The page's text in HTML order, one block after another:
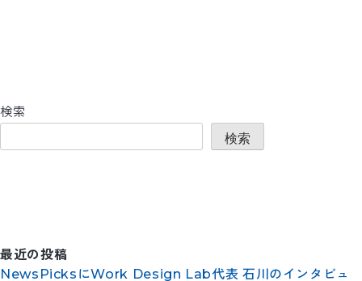
検索
検索
最近の投稿
NewsPicksにWork Design Lab代表 石川のインタビュ